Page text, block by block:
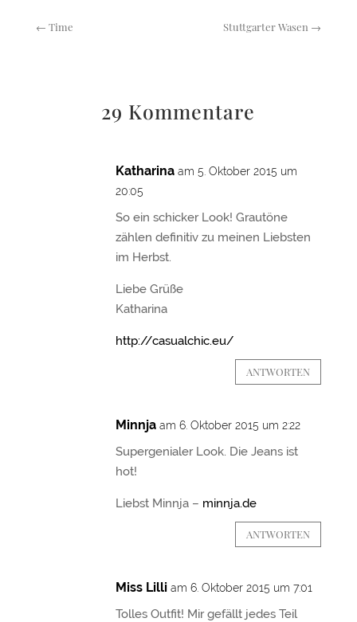
← Time Stuttgarter Wasen →
29 Kommentare
Katharina am 5. Oktober 2015 um
20:05
So ein schicker Look! Grautöne
zählen definitiv zu meinen Liebsten
im Herbst.
Liebe Grüße
Katharina
http://casualchic.eu/
ANTWORTEN
Minnja am 6. Oktober 2015 um 2:22
Supergenialer Look. Die Jeans ist
hot!
Liebst Minnja – minnja.de
ANTWORTEN
Miss Lilli am 6. Oktober 2015 um 7:01
Tolles Outfit! Mir gefällt jedes Teil